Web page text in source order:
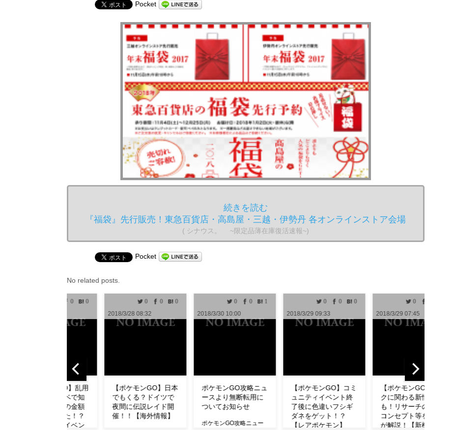
Pocket
続きを読む
『福袋』先行販売！東急百貨店・高島屋・三越・伊勢丹 各オンラインストア会場
( シナウス。 ~限定品薄在庫復活速報~)
Pocket
No related posts.
0 0
2018/3/30 10:00
ポケモンGO攻略ニュ
ースより無断転用に
ついてお知らせ
0 0
2018/3/29 09:33
【ポケモンGO】コミ
ュニティイベント終
了後に色違いフシギ
【レアポケモン】
0 0
2018/3/29 07:45
【ポケモンGO】タス
クに関わる新情報
も！リサーチの設計
コンセプト等を公式
が解説！【新機能】
0
2018/3/29 04:33
【ポケモンGO】追加
わざも判明！ミュウ
の特徴やわざ構成な
ど紹介！【リサー
チ】
0 0
【ポケモンGO】日本
でもくる？ドイツで
夜間に伝説レイド開
催！！【海外情報】